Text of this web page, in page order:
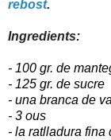
rebost.
Ingredients:
- 100 gr. de
- 125 gr. de sucre
- una branca de
- 3 ous
- la ratlladura fina